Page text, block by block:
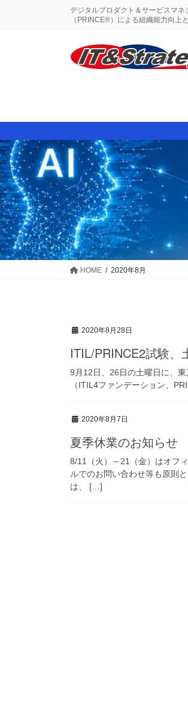
移
デジタルプロダクト＆サービスマ
（PRINCE®）による組織能力向上
HOME 2020年8月
2020年8月28日
ITIL/PRINCE2試験、
9月12日、26日の土曜日に、
（ITIL4ファンデーション、
2020年8月7日
夏季休業のお知らせ
8/11（火）～21（金）はオフ
ルでのお問い合わせ等も原則
は、 […]